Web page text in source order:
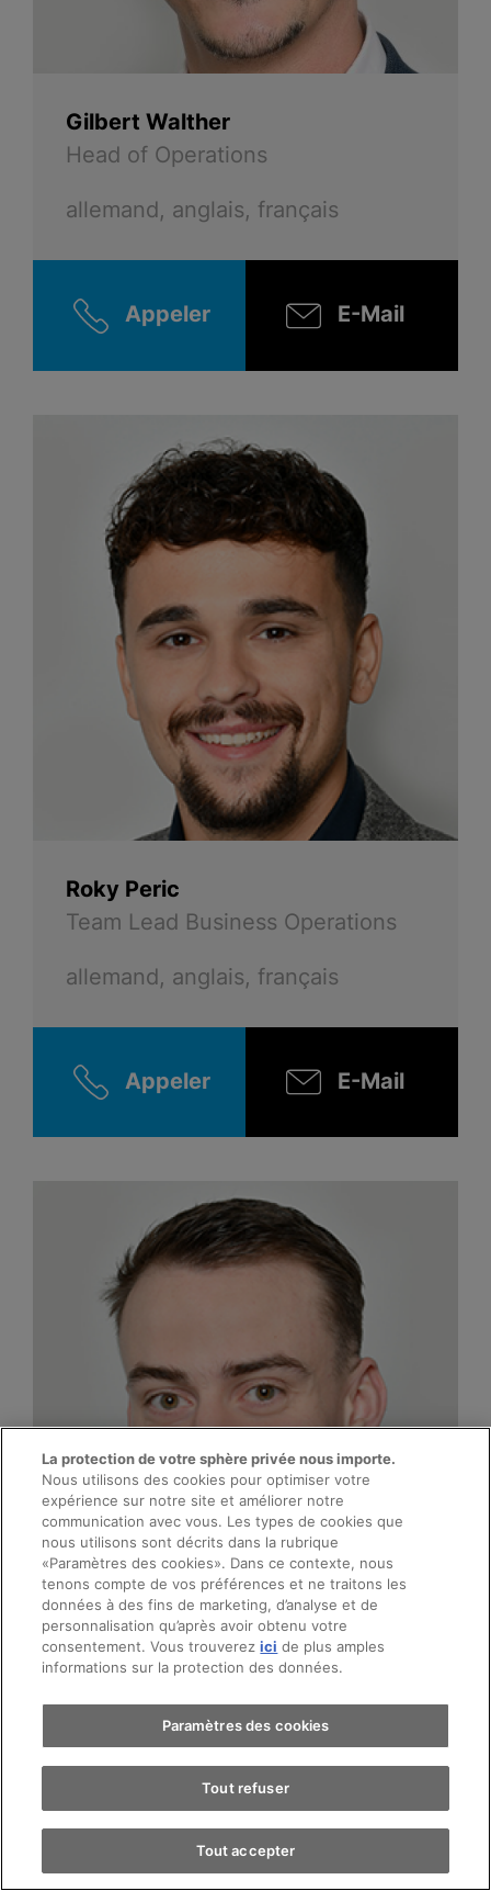
Gilbert Walther
Head of Operations
allemand, anglais, français
Appeler E-Mail
Roky Peric
Team Lead Business Operations
allemand, anglais, français
Appeler E-Mail
Justin Huber
allemand, anglais
Appeler
La protection de votre sphère privée nous importe.
Nous utilisons des cookies pour optimiser votre
expérience sur notre site et améliorer notre
communication avec vous. Les types de cookies que
nous utilisons sont décrits dans la rubrique
«Paramètres des cookies». Dans ce contexte, nous
tenons compte de vos préférences et ne traitons les
données à des fins de marketing, d’analyse et de
personnalisation qu’après avoir obtenu votre
consentement. Vous trouverezici de plus amples
informations sur la protection des données.
Paramètres des cookies
Tout refuser
Tout accepter